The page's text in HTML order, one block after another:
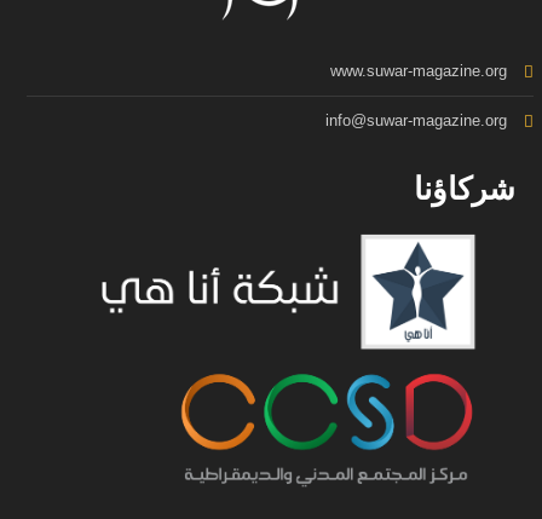
www.suwar-magazine.org
info@suwar-magazine.org
شركاؤنا